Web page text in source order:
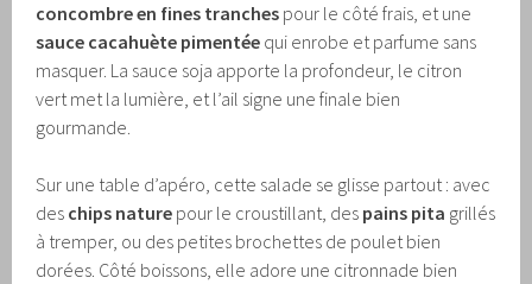
concombre en fines tranches pour le côté frais, et une
sauce cacahuète pimentée qui enrobe et parfume sans
masquer. La sauce soja apporte la profondeur, le citron
vert met la lumière, et l’ail signe une finale bien
gourmande.
Sur une table d’apéro, cette salade se glisse partout : avec
des chips nature pour le croustillant, des pains pita grillés
à tremper, ou des petites brochettes de poulet bien
dorées. Côté boissons, elle adore une citronnade bien